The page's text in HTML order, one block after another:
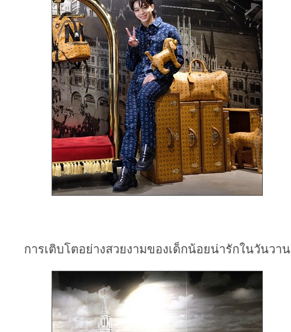
การเติบโตอย่างสวยงามของเด็กน้อยน่ารักในวันวาน